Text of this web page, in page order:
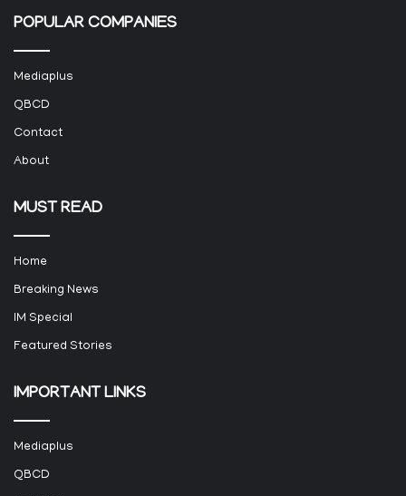
POPULAR COMPANIES
Mediaplus
QBCD
Contact
About
MUST READ
Home
Breaking News
IM Special
Featured Stories
IMPORTANT LINKS
Mediaplus
QBCD